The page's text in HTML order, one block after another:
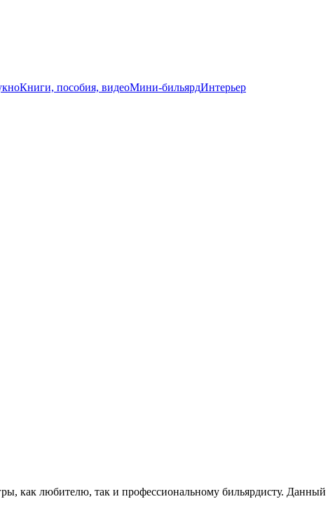
Книги, пособия, видеоМини-бильярдИнтерьер
как любителю, так и профессиональному бильярдисту. Данный